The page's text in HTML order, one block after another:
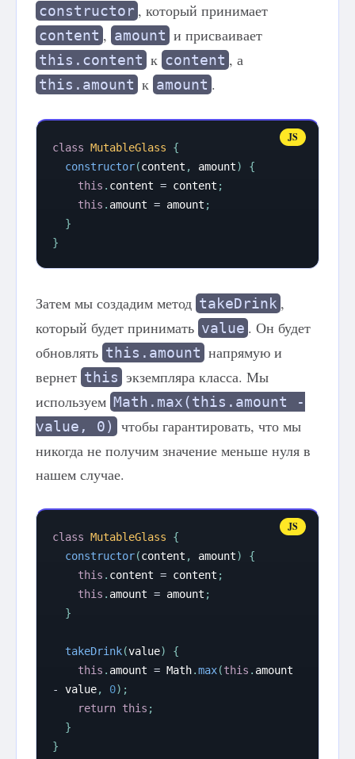
constructor , который принимает
content , amount и присваивает
this.content к content , а
this.amount к amount .
class MutableGlass
{
constructor(content , amount)
{
this . content = content ;
this . amount = amount ;
}
}
Затем мы создадим метод takeDrink ,
который будет принимать value . Он будет
обновлять this.amount напрямую и
вернет this экземпляра класса. Мы
используем Math.max(this.amount -
value, 0)
чтобы гарантировать, что мы
никогда не получим значение меньше нуля в
нашем случае.
class MutableGlass
{
constructor(content , amount)
{
this . content = content ;
this . amount = amount ;
}
takeDrink(value)
{
this . amount = Math.max(this .
-
value, 0) ;
return this ;
}
}